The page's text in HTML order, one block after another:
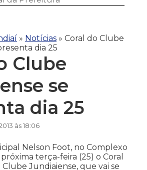
» Notícias » Coral do Clube
dia 25
Clube
se
dia 25
às 18:06
Nelson Foot, no Complexo
terça-feira (25) o Coral
Jundiaiense, que vai se